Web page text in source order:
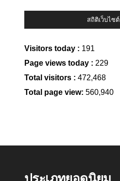
สถิติเว็บไซต์
Visitors today : 191
Page views today : 229
Total visitors : 472,468
Total page view: 560,940